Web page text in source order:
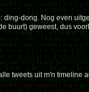
dong. Nog even
buurt) geweest, dus
tweets uit m'n